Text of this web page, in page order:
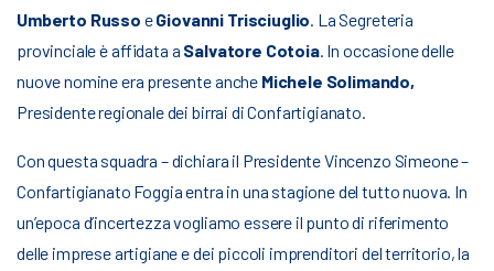
Umberto Russo eGiovanni Trisciuglio . La Segreteria
provinciale è affidata a Salvatore Cotoia. In occasione delle
nuove nomine era presente anche Michele Solimando,
Presidente regionale dei birrai di Confartigianato.
Con questa squadra – dichiara il Presidente Vincenzo Simeone –
Confartigianato Foggia entra in una stagione del tutto nuova. In
un’epoca d’incertezza vogliamo essere il punto di riferimento
delle imprese artigiane e dei piccoli imprenditori del territorio, la